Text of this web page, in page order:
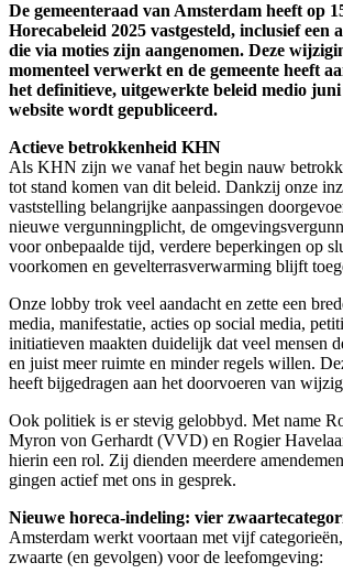
De gemeenteraad van Amsterdam heeft op
Horecabeleid 2025 vastgesteld, inclusief een
die via moties zijn aangenomen. Deze
momenteel verwerkt en de gemeente heeft
het definitieve, uitgewerkte beleid medio
website wordt gepubliceerd.
Actieve betrokkenheid KHN
Als KHN zijn we vanaf het begin nauw
tot stand komen van dit beleid. Dankzij onze
vaststelling belangrijke aanpassingen
nieuwe vergunningplicht, de
voor onbepaalde tijd, verdere beperkingen op
voorkomen en gevelterrasverwarming blijft
Onze lobby trok veel aandacht en zette een
media, manifestatie, acties op social media,
initiatieven maakten duidelijk dat veel mensen
en juist meer ruimte en minder regels willen.
heeft bijgedragen aan het doorvoeren van
Ook politiek is er stevig gelobbyd. Met name
Myron von Gerhardt (VVD) en Rogier
hierin een rol. Zij dienden meerdere
gingen actief met ons in gesprek.
Nieuwe horeca-indeling: vier
Amsterdam werkt voortaan met vijf
zwaarte (en gevolgen) voor de leefomgeving: